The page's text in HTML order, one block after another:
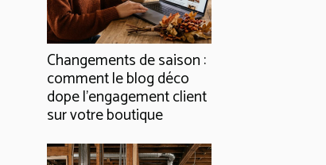
Changements de saison :
comment le blog déco
dope l’engagement client
sur votre boutique